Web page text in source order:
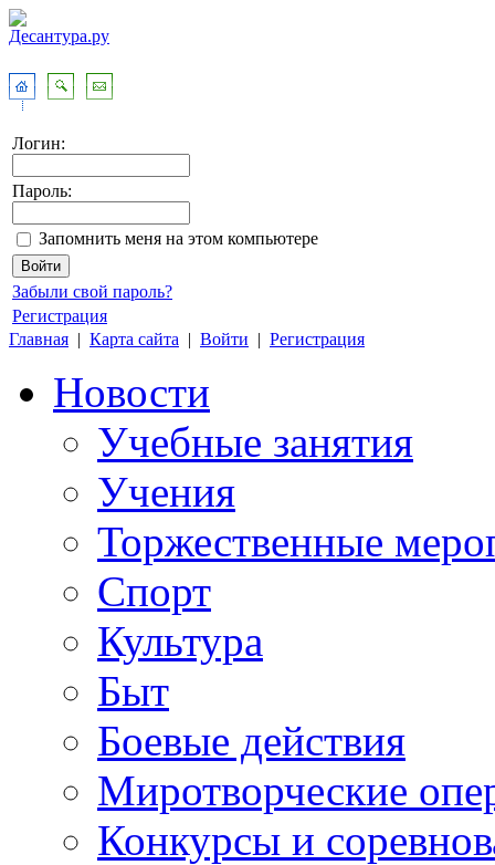
Логин:
Пароль:
Запомнить меня на этом компьютере
Забыли свой пароль?
Регистрация
Главная | Карта сайта | Войти | Регистрация
Новости
Учебные занятия
Учения
Торжественные
Спорт
Культура
Быт
Боевые действия
Миротворческие
Конкурсы и